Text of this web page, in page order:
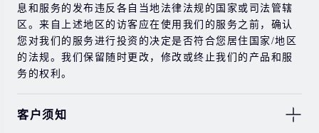
息和服务的发布违反各自当地法律法规的国家或司法管辖
区。来自上述地区的访客应在使用我们的服务之前，确认
您对我们的服务进行投资的决定是否符合您居住国家/地区
的法规。我们保留随时更改，修改或终止我们的产品和服
务的权利。
客户须知